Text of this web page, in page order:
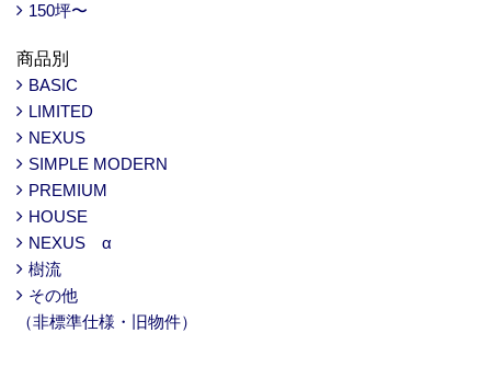
150坪〜
商品別
BASIC
LIMITED
NEXUS
SIMPLE MODERN
PREMIUM
HOUSE
NEXUS α
樹流
その他
（非標準仕様・旧物件）